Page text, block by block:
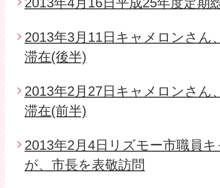
2013年3月11日キャメロンさん
滞在(後半)
2013年2月27日キャメロンさん
滞在(前半)
2013年2月4日リズモー市職員
が、市長を表敬訪問